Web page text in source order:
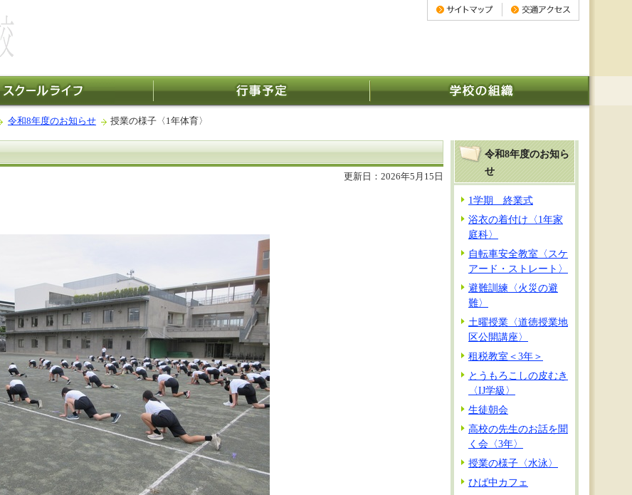
令和8年度のお知らせ 授業の様子〈1年体育〉
更新日：2026年5月15日
令和8年度のお知ら
せ
1学期 終業式
浴衣の着付け〈1年家
庭科〉
自転車安全教室〈スケ
アード・ストレート〉
避難訓練〈火災の避
難〉
土曜授業〈道徳授業地
区公開講座〉
租税教室＜3年＞
とうもろこしの皮むき
〈IJ学級〉
生徒朝会
高校の先生のお話を聞
く会〈3年〉
授業の様子〈水泳〉
ひば中カフェ